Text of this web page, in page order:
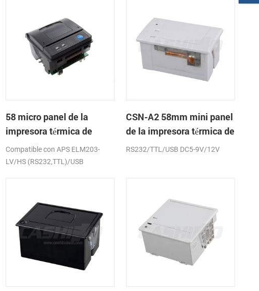
58 micro panel de la
impresora térmica de
recibos CSN-A1K
Compatible con APS ELM203-
LV/HS (RS232,TTL)/USB
CSN-A2 58mm mini panel
de la impresora térmica de
recibos
RS232/TTL/USB DC5-9V/12V